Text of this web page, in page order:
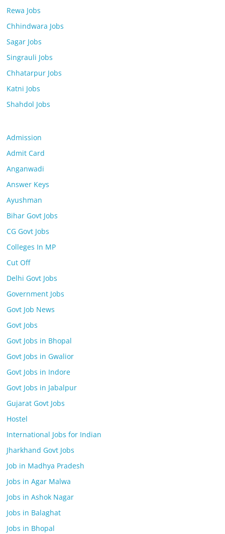
Rewa Jobs
Chhindwara Jobs
Sagar Jobs
Singrauli Jobs
Chhatarpur Jobs
Katni Jobs
Shahdol Jobs
Admission
Admit Card
Anganwadi
Answer Keys
Ayushman
Bihar Govt Jobs
CG Govt Jobs
Colleges In MP
Cut Off
Delhi Govt Jobs
Government Jobs
Govt Job News
Govt Jobs
Govt Jobs in Bhopal
Govt Jobs in Gwalior
Govt Jobs in Indore
Govt Jobs in Jabalpur
Gujarat Govt Jobs
Hostel
International Jobs for Indian
Jharkhand Govt Jobs
Job in Madhya Pradesh
Jobs in Agar Malwa
Jobs in Ashok Nagar
Jobs in Balaghat
Jobs in Bhopal